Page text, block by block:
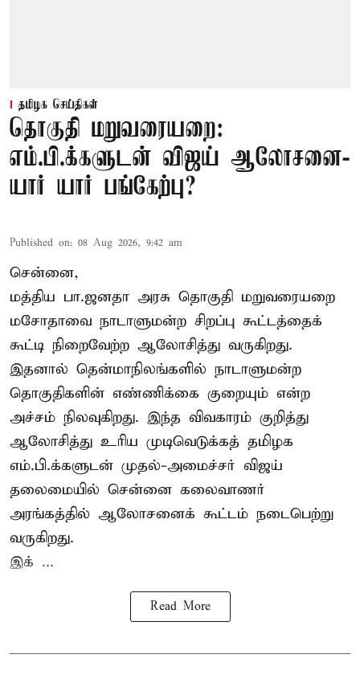
தமிழக செய்திகள்
தொகுதி மறுவரையறை:
எம்.பி.க்களுடன் விஜய் ஆலோசனை-
யார் யார் பங்கேற்பு?
Published on: 08 Aug 2026, 9:42 am
சென்னை,
மத்திய பா.ஜனதா அரசு தொகுதி மறுவரையறை
மசோதாவை நாடாளுமன்ற சிறப்பு கூட்டத்தைக்
கூட்டி நிறைவேற்ற ஆலோசித்து வருகிறது.
இதனால் தென்மாநிலங்களில் நாடாளுமன்ற
தொகுதிகளின் எண்ணிக்கை குறையும் என்ற
அச்சம் நிலவுகிறது. இந்த விவகாரம் குறித்து
ஆலோசித்து உரிய முடிவெடுக்கத் தமிழக
எம்.பி.க்களுடன் முதல்-அமைச்சர் விஜய்
தலைமையில் சென்னை கலைவாணர்
அரங்கத்தில் ஆலோசனைக் கூட்டம் நடைபெற்று
வருகிறது.
இக் ...
Read More